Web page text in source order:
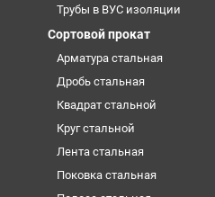
Трубы в ВУС изоляции
Сортовой прокат
Арматура стальная
Дробь стальная
Квадрат стальной
Круг стальной
Лента стальная
Поковка стальная